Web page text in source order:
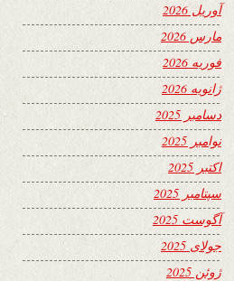
آوریل 2026
مارس 2026
فوریه 2026
ژانویه 2026
دسامبر 2025
نوامبر 2025
اکتبر 2025
سپتامبر 2025
آگوست 2025
جولای 2025
ژوئن 2025